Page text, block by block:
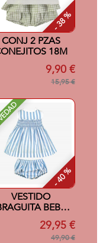
- 38 %
CONJ 2 PZAS
18M
9,90 €
15,95 €
- 40 %
VESTIDO
BEBE
AZUL 3M29,95 €
49,90 €